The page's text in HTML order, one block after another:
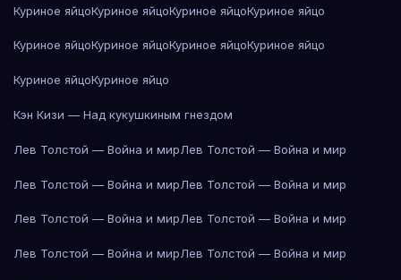
Куриное яйцоКуриное яйцоКуриное яйцоКуриное яйцо
Куриное яйцоКуриное яйцоКуриное яйцоКуриное яйцо
Куриное яйцоКуриное яйцо
Кэн Кизи — Над кукушкиным гнездом
Лев Толстой — Война и мирЛев Толстой — Война и мир
Лев Толстой — Война и мирЛев Толстой — Война и мир
Лев Толстой — Война и мирЛев Толстой — Война и мир
Лев Толстой — Война и мирЛев Толстой — Война и мир